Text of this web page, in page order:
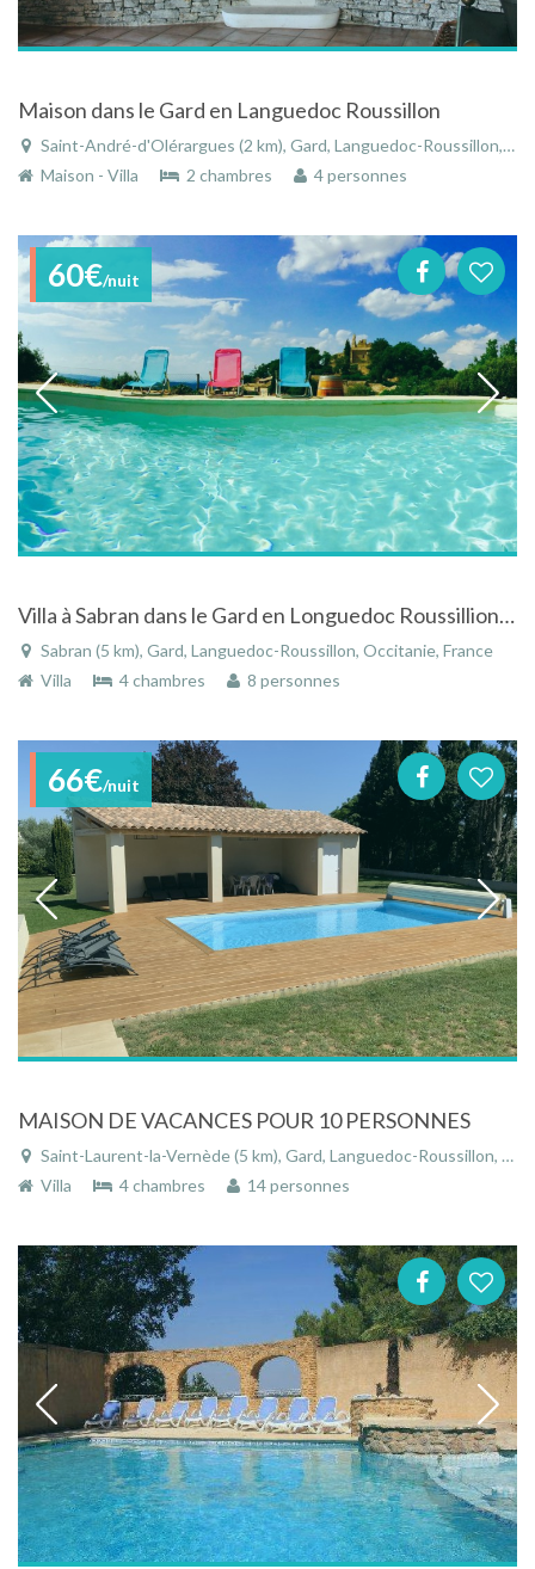
Maison dans le Gard en Languedoc Roussillon
Saint-André-d'Olérargues (2 km), Gard, Languedoc-Roussillon, Occitanie, France
Maison - Villa
2 chambres 4 personnes
60€/nuit
Villa à Sabran dans le Gard en Longuedoc Roussillion avec piscine et une super vue !
Sabran (5 km), Gard, Languedoc-Roussillon, Occitanie, France
Villa
4 chambres 8 personnes
66€/nuit
MAISON DE VACANCES POUR 10 PERSONNES
Saint-Laurent-la-Vernède (5 km), Gard, Languedoc-Roussillon, Occitanie, France
Villa
4 chambres 14 personnes